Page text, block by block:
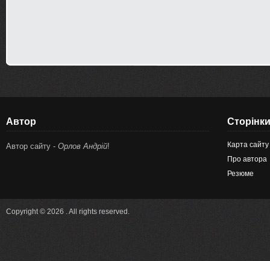
Автор
Автор сайту - Орлов Андрій!
Сторінки
Карта сайту
Про автора
Резюме
Copyright © 2026 . All rights reserved.